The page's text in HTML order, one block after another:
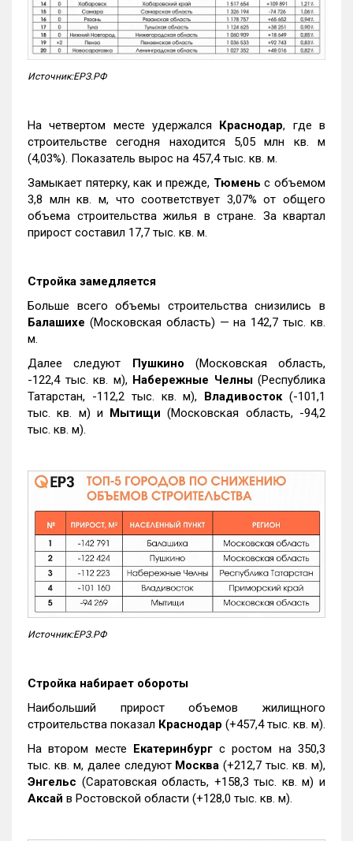
Источник:ЕРЗ.РФ
На четвертом месте удержался Краснодар, где в
строительстве сегодня находится 5,05 млн кв. м
(4,03%). Показатель вырос на 457,4 тыс. кв. м.
Замыкает пятерку, как и прежде, Тюмень с объемом
3,8 млн кв. м, что соответствует 3,07% от общего
объема строительства жилья в стране. За квартал
прирост составил 17,7 тыс. кв. м.
Стройка замедляется
Больше всего объемы строительства снизились в
Балашихе (Московская область) — на 142,7 тыс. кв.
м.
Далее следуют Пушкино (Московская область,
-122,4 тыс. кв. м), Набережные Челны(Республика
Татарстан, -112,2 тыс. кв. м), Владивосток(-101,1
тыс. кв. м) и Мытищи (Московская область, -94,2
тыс. кв. м).
Источник:ЕРЗ.РФ
Стройка набирает обороты
Наибольший прирост объемов жилищного
строительства показал Краснодар (+457,4 тыс. кв. м).
На втором месте Екатеринбургс ростом на 350,3
тыс. кв. м, далее следуют Москва (+212,7 тыс. кв. м),
Энгельс (Саратовская область, +158,3 тыс. кв. м) и
Аксай в Ростовской области (+128,0 тыс. кв. м).